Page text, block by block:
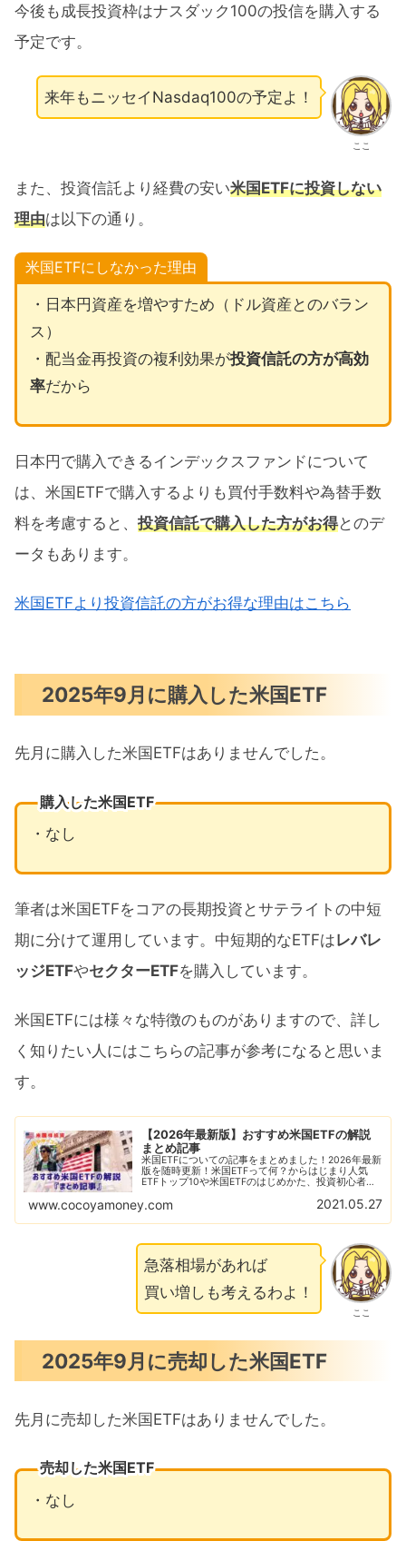
今後も成長投資枠はナスダック100の投信を購入する
予定です。
ここ
来年もニッセイNasdaq100の予定よ！
また、投資信託より経費の安い米国ETFに投資しない
理由は以下の通り。
米国ETFにしなかった理由
・日本円資産を増やすため（ドル資産とのバラン
ス）
・配当金再投資の複利効果が投資信託の方が高効
率だから
日本円で購入できるインデックスファンドについて
は、米国ETFで購入するよりも買付手数料や為替手数
料を考慮すると、 投資信託で購入した方がお得とのデ
ータもあります。
米国ETFより投資信託の方がお得な理由はこちら
2025年9月に購入した米国ETF
先月に購入した米国ETFはありませんでした。
購入した米国ETF
・なし
筆者は米国ETFをコアの長期投資とサテライトの中短
期に分けて運用しています。中短期的なETFはレバレ
ッジETFやセクターETFを購入しています。
米国ETFには様々な特徴のものがありますので、詳し
く知りたい人にはこちらの記事が参考になると思いま
す。
【2026年最新版】おすすめ米国ETFの解説
まとめ記事
米国ETFについての記事をまとめました！2026年最新
版を随時更新！米国ETFって何？からはじまり人気
ETFトップ10や米国ETFのはじめかた、投資初心者に
比較解説も随時更新！
www.cocoyamoney.com 2021.05.27
ここ
急落相場があれば
買い増しも考えるわよ！
2025年9月に売却した米国ETF
先月に売却した米国ETFはありませんでした。
売却した米国ETF
・なし